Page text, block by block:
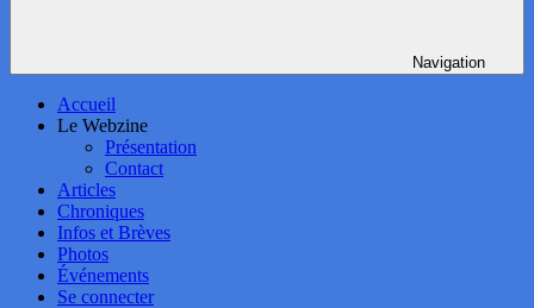
Navigation
Accueil
Le Webzine
Présentation
Contact
Articles
Chroniques
Infos et Brèves
Photos
Événements
Se connecter